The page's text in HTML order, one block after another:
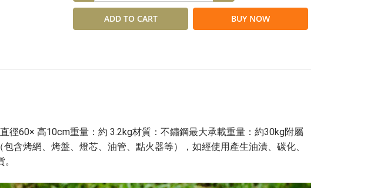
ADD TO CART BUY NOW
徑60× 高10cm重量：約 3.2kg材質：不鏽鋼最大承載重量：約30kg附屬
含烤網、烤盤、燈芯、油管、點火器等），如經使用產生油漬、碳化、